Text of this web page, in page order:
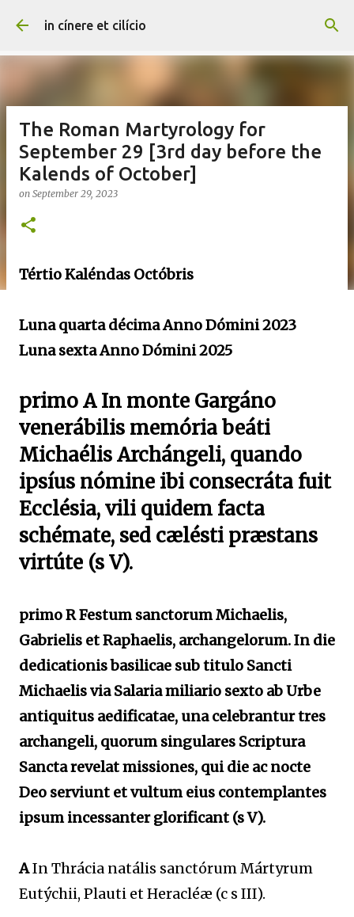
Skip to main content
in cínere et cilício
The Roman Martyrology for
September 29 [3rd day before the
Kalends of October]
on September 29, 2023
Tértio Kaléndas Octóbris
Luna quarta décima Anno Dómini 2023
Luna sexta Anno Dómini 2025
primo A In monte Gargáno
venerábilis memória beáti
Michaélis Archángeli, quando
ipsíus nómine ibi consecráta fuit
Ecclésia, vili quidem facta
schémate, sed cælésti præstans
virtúte (s V).
primo R Festum sanctorum Michaelis,
Gabrielis et Raphaelis, archangelorum. In die
dedicationis basilicae sub titulo Sancti
Michaelis via Salaria miliario sexto ab Urbe
antiquitus aedificatae, una celebrantur tres
archangeli, quorum singulares Scriptura
Sancta revelat missiones, qui die ac nocte
Deo serviunt et vultum eius contemplantes
ipsum incessanter glorificant (s V).
AIn Thrácia natális sanctórum Mártyrum
Eutýchii, Plauti et Heracléæ (c s III).